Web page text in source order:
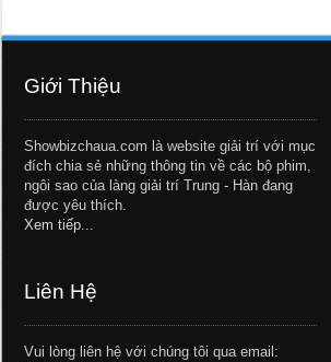
Giới Thiệu
Showbizchaua.com là website giải trí với mục
đích chia sẻ những thông tin về các bộ phim,
ngôi sao của làng giải trí Trung - Hàn đang
được yêu thích.
Xem tiếp...
Liên Hệ
Vui lòng liên hệ với chúng tôi qua email: